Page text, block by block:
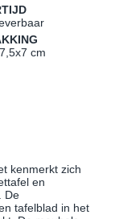
cm
kenmerkt zich
en
De
tafelblad in het